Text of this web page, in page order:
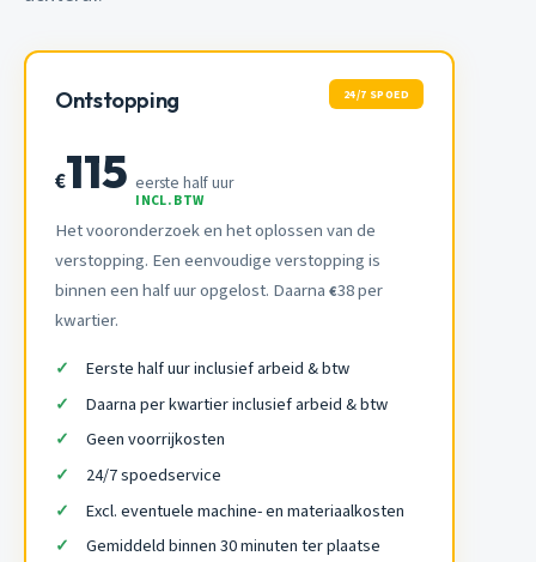
Ontstopping 24/7 SPOED
€115 eerste half uur
INCL. BTW
Het vooronderzoek en het oplossen van de
verstopping. Een eenvoudige verstopping is
binnen een half uur opgelost. Daarna €38 per
kwartier.
Eerste half uur inclusief arbeid & btw
Daarna per kwartier inclusief arbeid & btw
Geen voorrijkosten
24/7 spoedservice
Excl. eventuele machine- en materiaalkosten
Gemiddeld binnen 30 minuten ter plaatse